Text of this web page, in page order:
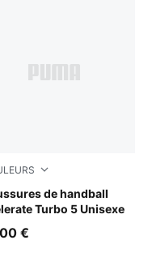
Almondde handball
Turbo 5 Unisexe
White-PUMA Black-
€